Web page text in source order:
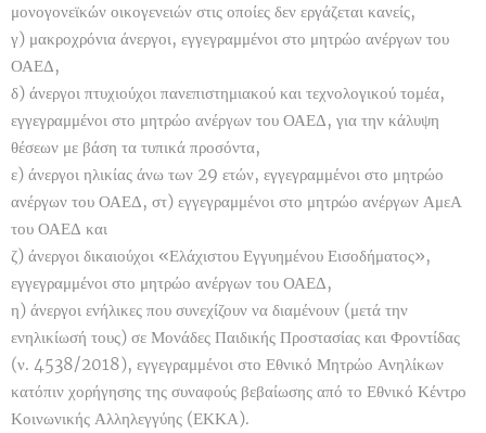
μονογονεϊκών οικογενειών στις οποίες δεν εργάζεται κανείς,
γ) μακροχρόνια άνεργοι, εγγεγραμμένοι στο μητρώο ανέργων του
ΟΑΕΔ,
δ) άνεργοι πτυχιούχοι πανεπιστημιακού και τεχνολογικού τομέα,
εγγεγραμμένοι στο μητρώο ανέργων του ΟΑΕΔ, για την κάλυψη
θέσεων με βάση τα τυπικά προσόντα,
ε) άνεργοι ηλικίας άνω των 29 ετών, εγγεγραμμένοι στο μητρώο
ανέργων του ΟΑΕΔ, στ) εγγεγραμμένοι στο μητρώο ανέργων ΑμεΑ
του ΟΑΕΔ και
ζ) άνεργοι δικαιούχοι «Ελάχιστου Εγγυημένου Εισοδήματος»,
εγγεγραμμένοι στο μητρώο ανέργων του ΟΑΕΔ,
η) άνεργοι ενήλικες που συνεχίζουν να διαμένουν (μετά την
ενηλικίωσή τους) σε Μονάδες Παιδικής Προστασίας και Φροντίδας
(ν. 4538/2018), εγγεγραμμένοι στο Εθνικό Μητρώο Ανηλίκων
κατόπιν χορήγησης της συναφούς βεβαίωσης από το Εθνικό Κέντρο
Κοινωνικής Αλληλεγγύης (ΕΚΚΑ).